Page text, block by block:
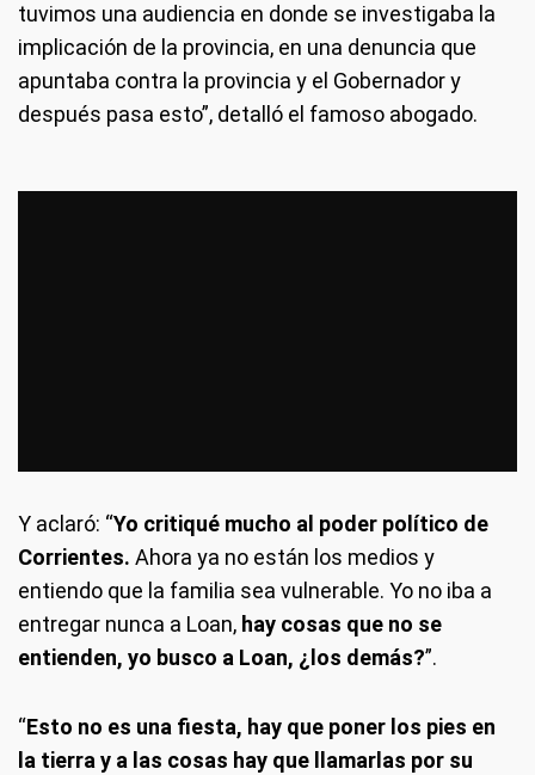
tuvimos una audiencia en donde se investigaba la
implicación de la provincia, en una denuncia que
apuntaba contra la provincia y el Gobernador y
después pasa esto”, detalló el famoso abogado.
Y aclaró: “Yo critiqué mucho al poder político de
Corrientes. Ahora ya no están los medios y
entiendo que la familia sea vulnerable. Yo no iba a
entregar nunca a Loan, hay cosas que no se
entienden, yo busco a Loan, ¿los demás?”.
“Esto no es una fiesta, hay que poner los pies en
la tierra y a las cosas hay que llamarlas por su